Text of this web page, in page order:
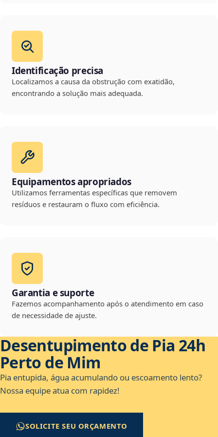
Identificação precisa
Localizamos a causa da obstrução com exatidão,
encontrando a solução mais adequada.
Equipamentos apropriados
Utilizamos ferramentas específicas que removem
resíduos e restauram o fluxo com eficiência.
Garantia e suporte
Fazemos acompanhamento após o atendimento em caso
de necessidade de ajuste.
Desentupimento de Pia 24h
Perto de Mim
Pia entupida, água acumulando ou escoamento lento?
Nossa equipe atua com rapidez!
SOLICITE SEU ORÇAMENTO